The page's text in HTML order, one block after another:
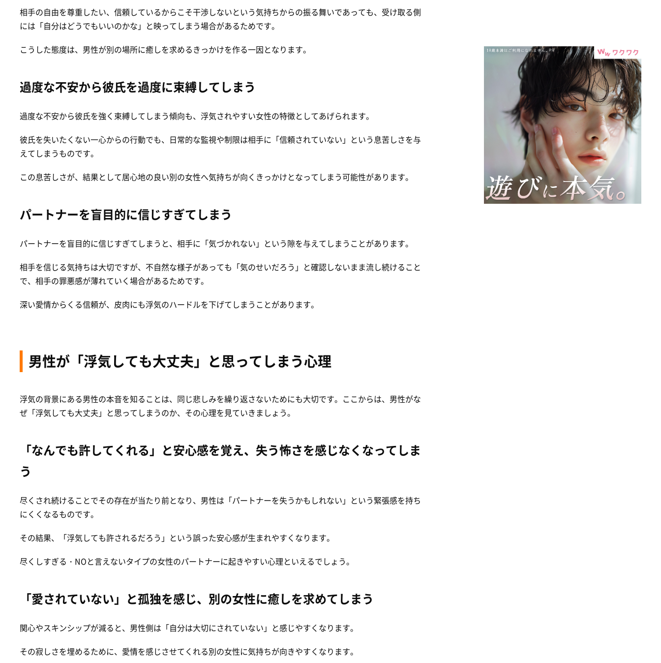
相手の自由を尊重したい、信頼しているからこそ干渉しないという気持ちからの振る舞いであっても、受け取る側
には「自分はどうでもいいのかな」と映ってしまう場合があるためです。
こうした態度は、男性が別の場所に癒しを求めるきっかけを作る一因となります。
過度な不安から彼氏を過度に束縛してしまう
過度な不安から彼氏を強く束縛してしまう傾向も、浮気されやすい女性の特徴としてあげられます。
彼氏を失いたくない一心からの行動でも、日常的な監視や制限は相手に「信頼されていない」という息苦しさを与
えてしまうものです。
この息苦しさが、結果として居心地の良い別の女性へ気持ちが向くきっかけとなってしまう可能性があります。
パートナーを盲目的に信じすぎてしまう
パートナーを盲目的に信じすぎてしまうと、相手に「気づかれない」という隙を与えてしまうことがあります。
相手を信じる気持ちは大切ですが、不自然な様子があっても「気のせいだろう」と確認しないまま流し続けること
で、相手の罪悪感が薄れていく場合があるためです。
深い愛情からくる信頼が、皮肉にも浮気のハードルを下げてしまうことがあります。
男性が「浮気しても大丈夫」と思ってしまう心理
浮気の背景にある男性の本音を知ることは、同じ悲しみを繰り返さないためにも大切です。ここからは、男性がな
ぜ「浮気しても大丈夫」と思ってしまうのか、その心理を見ていきましょう。
「なんでも許してくれる」と安心感を覚え、失う怖さを感じなくなってしま
う
尽くされ続けることでその存在が当たり前となり、男性は「パートナーを失うかもしれない」という緊張感を持ち
にくくなるものです。
その結果、「浮気しても許されるだろう」という誤った安心感が生まれやすくなります。
尽くしすぎる・NOと言えないタイプの女性のパートナーに起きやすい心理といえるでしょう。
「愛されていない」と孤独を感じ、別の女性に癒しを求めてしまう
関心やスキンシップが減ると、男性側は「自分は大切にされていない」と感じやすくなります。
その寂しさを埋めるために、愛情を感じさせてくれる別の女性に気持ちが向きやすくなります。